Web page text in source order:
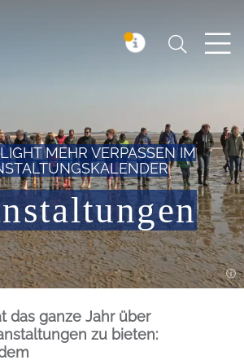
Suchen
MEHR VERPASSEN IM
das ganze Jahr über
zu bieten: